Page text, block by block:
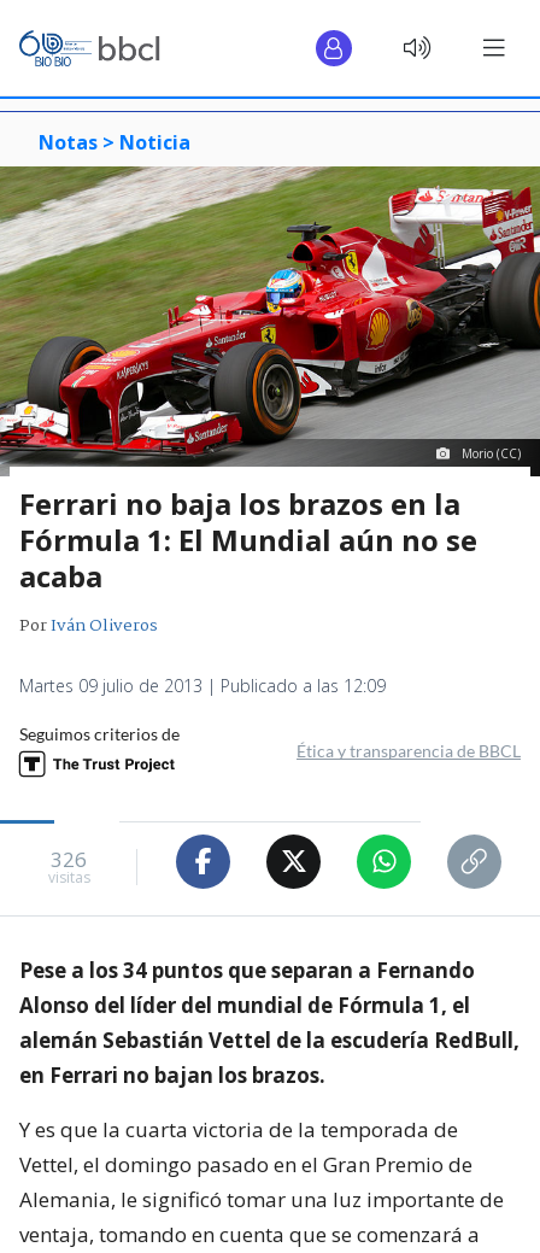
Notas > Noticia
Morio (CC)
Ferrari no baja los brazos en la
Fórmula 1: El Mundial aún no se
acaba
PorIván Oliveros
Martes 09 julio de 2013 | Publicado a las 12:09
Seguimos criterios de
Ética y transparencia de BBCL
326
visitas
Pese a los 34 puntos que separan a Fernando
Alonso del líder del mundial de Fórmula 1, el
alemán Sebastián Vettel de la escudería RedBull,
en Ferrari no bajan los brazos.
Y es que la cuarta victoria de la temporada de
Vettel, el domingo pasado en el Gran Premio de
Alemania, le significó tomar una luz importante de
ventaja, tomando en cuenta que se comenzará a